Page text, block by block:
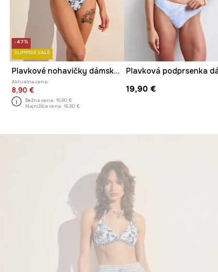
-47%
SUMMER SALE
Plavkové nohavičky dámske s motívom zeleniny
Aktuálna cena:
8,90 €
Bežná cena: 16,90 €
Najnižšia cena: 16,90 €
19,90 €